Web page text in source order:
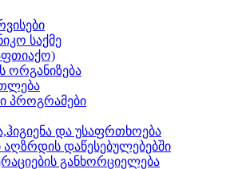
საქმე
ორგანიზება
პროგრამები
და უსაფრთხოება
დაწესებულებებში
განხორციელება